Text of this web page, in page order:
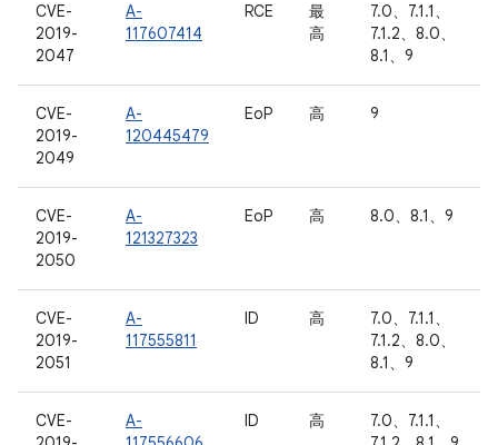
CVE-
2019-
2047
A-
117607414
RCE
最
高
7.0、7.1.1、
7.1.2、8.0、
8.1、9
CVE-
2019-
2049
A-
120445479
EoP 高 9
CVE-
2019-
2050
A-
121327323
EoP 高 8.0、8.1、9
CVE-
2019-
2051
A-
117555811
ID 高
7.0、7.1.1、
7.1.2、8.0、
8.1、9
CVE-
A-
ID 高
7.0、7.1.1、